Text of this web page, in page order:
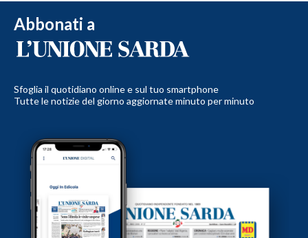
Abbonati a
Sfoglia il quotidiano online e sul tuo smartphone
Tutte le notizie del giorno aggiornate minuto per minuto